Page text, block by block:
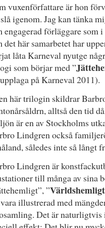
vuxenförfattare är hon
igenom. Jag kan tänka
engagerad förläggare
det här samarbetet har
låta Karneval nyutge
som börjar med ”
på Karneval 2011).
här trilogin skildrar
alltså den tid
är en av Stockholms
Lindgren också
således inte så långt
Lindgren är
till många av sina
”Världshemligt
illustrerad med
Det är naturligtvis